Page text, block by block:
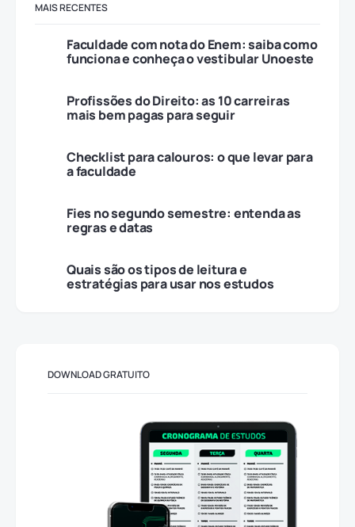
MAIS RECENTES
Faculdade com nota do Enem: saiba como
funciona e conheça o vestibular Unoeste
Profissões do Direito: as 10 carreiras
mais bem pagas para seguir
Checklist para calouros: o que levar para
a faculdade
Fies no segundo semestre: entenda as
regras e datas
Quais são os tipos de leitura e
estratégias para usar nos estudos
DOWNLOAD GRATUITO